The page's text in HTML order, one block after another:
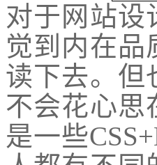
对于网站设
觉到内在品
读下去。但
不会花心思
是一些